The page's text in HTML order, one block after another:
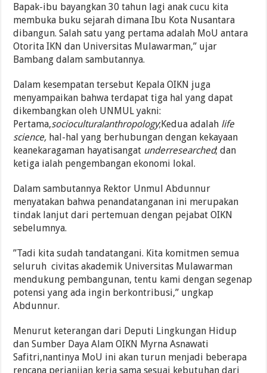
Bapak-ibu bayangkan 30 tahun lagi anak cucu kita
membuka buku sejarah dimana Ibu Kota Nusantara
dibangun. Salah satu yang pertama adalah MoU antara
Otorita IKN dan Universitas Mulawarman,” ujar
Bambang dalam sambutannya.
Dalam kesempatan tersebut Kepala OIKN juga
menyampaikan bahwa terdapat tiga hal yang dapat
dikembangkan oleh UNMUL yakni:
Pertama,socioculturalanthropology;Kedua adalah life
science, hal-hal yang berhubungan dengan kekayaan
keanekaragaman hayatisangat underresearched; dan
ketiga ialah pengembangan ekonomi lokal.
Dalam sambutannya Rektor Unmul Abdunnur
menyatakan bahwa penandatanganan ini merupakan
tindak lanjut dari pertemuan dengan pejabat OIKN
sebelumnya.
”Tadi kita sudah tandatangani. Kita komitmen semua
seluruh civitas akademik Universitas Mulawarman
mendukung pembangunan, tentu kami dengan segenap
potensi yang ada ingin berkontribusi,” ungkap
Abdunnur.
Menurut keterangan dari Deputi Lingkungan Hidup
dan Sumber Daya Alam OIKN Myrna Asnawati
Safitri,nantinya MoU ini akan turun menjadi beberapa
rencana perjanjian kerja sama sesuai kebutuhan dari